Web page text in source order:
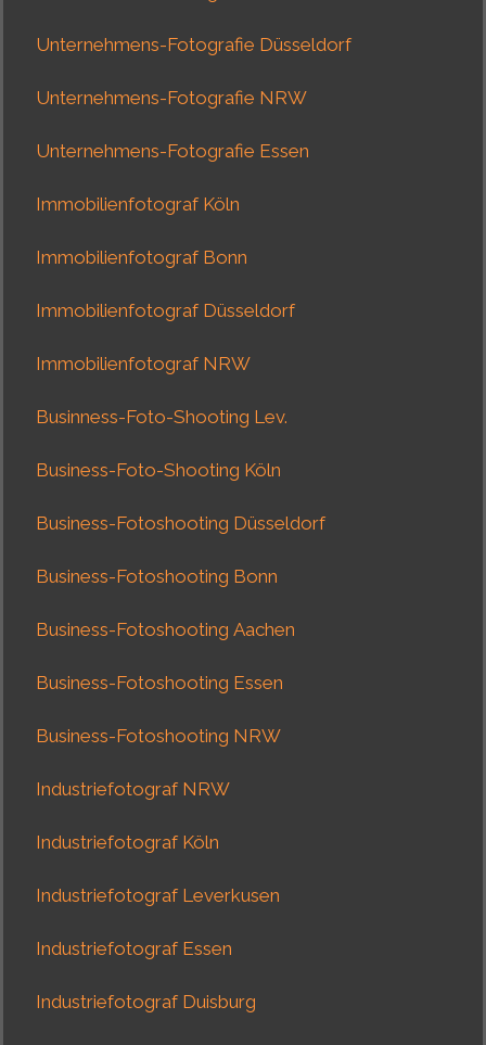
Unternehmens-Fotografie Düsseldorf
Unternehmens-Fotografie NRW
Unternehmens-Fotografie Essen
Immobilienfotograf Köln
Immobilienfotograf Bonn
Immobilienfotograf Düsseldorf
Immobilienfotograf NRW
Businness-Foto-Shooting Lev.
Business-Foto-Shooting Köln
Business-Fotoshooting Düsseldorf
Business-Fotoshooting Bonn
Business-Fotoshooting Aachen
Business-Fotoshooting Essen
Business-Fotoshooting NRW
Industriefotograf NRW
Industriefotograf Köln
Industriefotograf Leverkusen
Industriefotograf Essen
Industriefotograf Duisburg